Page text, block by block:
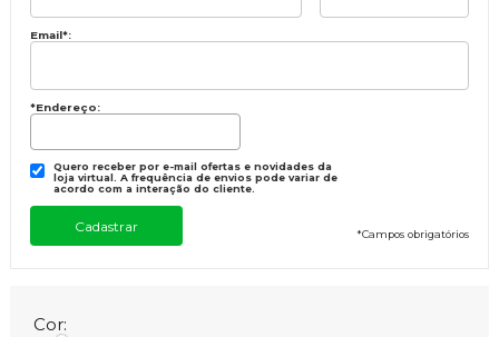
Email*:
*Endereço:
Quero receber por e-mail ofertas e novidades da
loja virtual. A frequência de envios pode variar de
acordo com a interação do cliente.
*Campos obrigatórios
Cor: